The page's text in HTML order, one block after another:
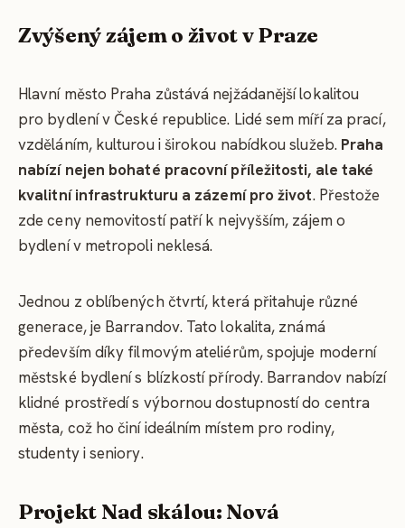
Zvýšený zájem o život v Praze
Hlavní město Praha zůstává nejžádanější lokalitou
pro bydlení v České republice. Lidé sem míří za prací,
vzděláním, kulturou i širokou nabídkou služeb. Praha
nabízí nejen bohaté pracovní příležitosti, ale také
kvalitní infrastrukturu a zázemí pro život. Přestože
zde ceny nemovitostí patří k nejvyšším, zájem o
bydlení v metropoli neklesá.
Jednou z oblíbených čtvrtí, která přitahuje různé
generace, je Barrandov. Tato lokalita, známá
především díky filmovým ateliérům, spojuje moderní
městské bydlení s blízkostí přírody. Barrandov nabízí
klidné prostředí s výbornou dostupností do centra
města, což ho činí ideálním místem pro rodiny,
studenty i seniory.
Projekt Nad skálou: Nová